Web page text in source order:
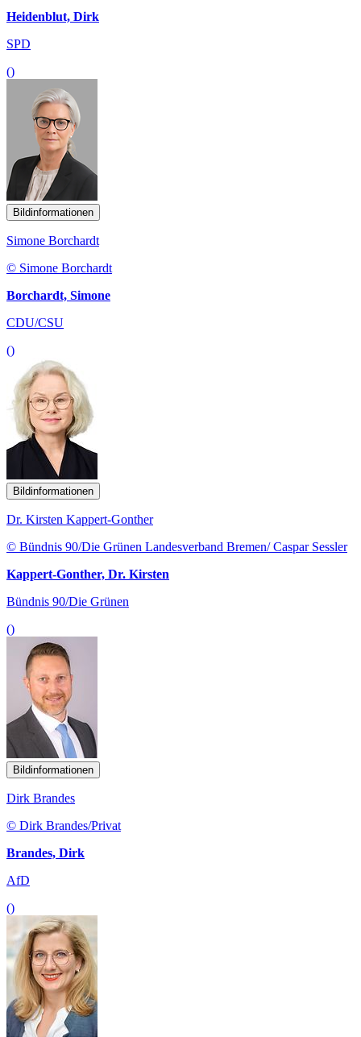
Heidenblut, Dirk
SPD
()
Bildinformationen
Simone Borchardt
© Simone Borchardt
Borchardt, Simone
CDU/CSU
()
Bildinformationen
Dr. Kirsten Kappert-Gonther
© Bündnis 90/Die Grünen Landesverband Bremen/ Caspar Sessler
Kappert-Gonther, Dr. Kirsten
Bündnis 90/Die Grünen
()
Bildinformationen
Dirk Brandes
© Dirk Brandes/Privat
Brandes, Dirk
AfD
()